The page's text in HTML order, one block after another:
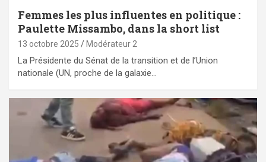
Femmes les plus influentes en politique :
Paulette Missambo, dans la short list
13 octobre 2025 Modérateur 2
La Présidente du Sénat de la transition et de l’Union
nationale (UN, proche de la galaxie…